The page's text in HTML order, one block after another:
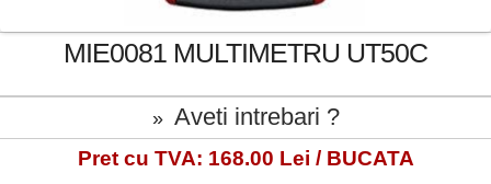
MIE0081 MULTIMETRU UT50C
» Aveti intrebari ?
Pret cu TVA: 168.00 Lei / BUCATA